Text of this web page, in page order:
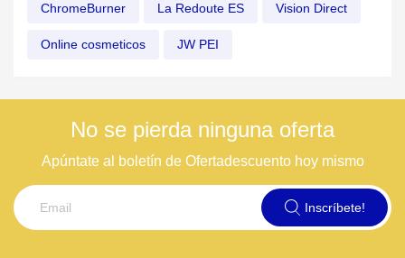
ChromeBurner La Redoute ES Vision Direct
Online cosmeticos JW PEI
No se pierda ninguna oferta
Apúntate al boletín de Ofertadescuento hoy mismo
Inscríbete!